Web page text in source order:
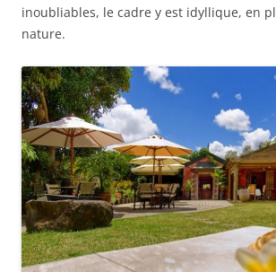
inoubliables, le cadre y est idyllique, en
nature.